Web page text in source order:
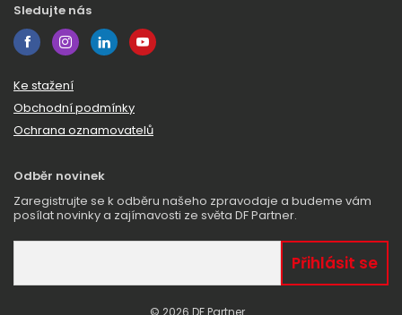
© 2026 DF Partner
Sledujte nás
Ke stažení
Obchodní podmínky
Ochrana oznamovatelů
Odběr novinek
Zaregistrujte se k odběru našeho zpravodaje a budeme vám
posílat novinky a zajímavosti ze světa DF Partner.